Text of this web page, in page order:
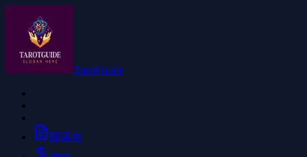
TarotGuide
部落格